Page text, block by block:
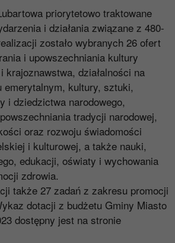
priorytetowo traktowane
i działania związane z 480-
zostało wybranych 26 ofert
i upowszechniania kultury
działalności na
emerytalnym, kultury, sztuki,
i dziedzictwa narodowego,
tradycji narodowej,
oraz rozwoju świadomości
i kulturowej, a także nauki,
edukacji, oświaty i wychowania
zdrowia.
także 27 zadań z zakresu promocji
dotacji z budżetu Gminy Miasto
dostępny jest na stronie